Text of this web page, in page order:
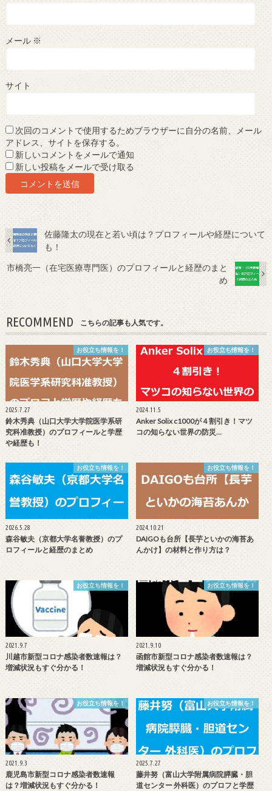
メール ※
サイト
次回のコメントで使用するためブラウザーに自分の名前、メール
アドレス、サイトを保存する。
新しいコメントをメールで通知
新しい投稿をメールで受け取る
佐藤隆太の現在と若い頃は？プロフィールや経歴について
も！
市橋亮一（在宅医療専門医）のプロフィールと経歴のまと
め
RECOMMEND こちらの記事も人気です。
お役立ち情報を！
2025.7.27
鈴木秀典（山口大学大学院医学系研
究科准教授）のプロフィールと学歴
や経歴も！
お役立ち情報を！
2024.11.5
Anker Solix c1000が４割引き！マツ
コの知らない世界の防災…
お役立ち情報を！
2026.5.28
森谷敏夫（京都大学名誉教授）のプ
ロフィールと経歴のまとめ
お役立ち情報を！
2024.10.21
DAIGOも台所【長芋といかの海苔あ
んかけ】の材料と作り方は？
お役立ち情報を！
2021.9.7
川越市新型コロナ感染者数速報は？
増減状況もすぐ分かる！
お役立ち情報を！
2021.9.10
函館市新型コロナ感染者数速報は？
増減状況もすぐ分かる！
お役立ち情報を！
2021.9.3
鹿児島市新型コロナ感染者数速報
は？増減状況もすぐ分かる！
お役立ち情報を！
2025.7.27
藤井努（富山大学附属病院膵臓・胆
道センター 外科医）のプロフと学歴